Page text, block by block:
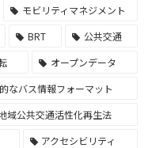
モビリティマネジメント
BRT
公共交通
オープンデータ
なバス情報フォーマット
域公共交通活性化再生法
アクセシビリティ